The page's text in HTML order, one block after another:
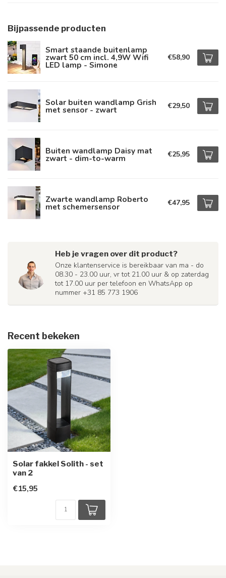
Bijpassende producten
Smart staande buitenlamp
zwart 50 cm incl. 4,9W Wifi
LED lamp - Simone
€58,90
Solar buiten wandlamp Grish
met sensor - zwart €29,50
Buiten wandlamp Daisy mat
zwart - dim-to-warm €25,95
Zwarte wandlamp Roberto
met schemersensor €47,95
Heb je vragen over dit product?
Onze klantenservice is bereikbaar van ma - do
08.30 - 23.00 uur, vr tot 21.00 uur & op zaterdag
tot 17.00 uur per telefoon en WhatsApp op
nummer +31 85 773 1906
Recent bekeken
Solar fakkel Solith - set
van 2
€15,95